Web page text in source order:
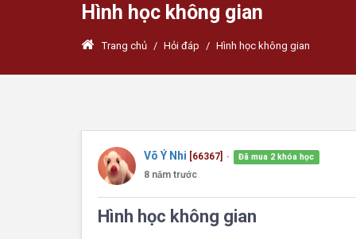
Hình học không gian
Trang chủ / Hỏi đáp / Hình học không gian
Võ Ý Nhi [66367] ● Đã mua 2 khóa học
8 năm trước
Hình học không gian